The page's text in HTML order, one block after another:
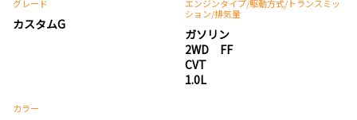
グレード
カスタムG
エンジンタイプ/駆動方式/ トランスミッ
ション/排気量
ガソリン
2WD FF
CVT
1.0L
カラー